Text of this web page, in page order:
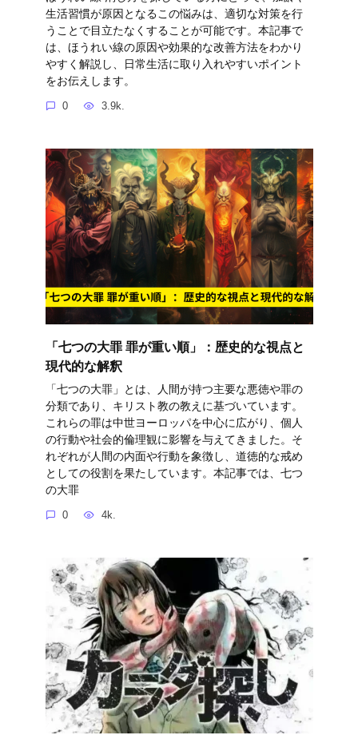
生活習慣が原因となるこの悩みは、適切な対策を行
うことで目立たなくすることが可能です。本記事で
は、ほうれい線の原因や効果的な改善方法をわかり
やすく解説し、日常生活に取り入れやすいポイント
をお伝えします。
0 3.9k.
「七つの大罪 罪が重い順」：歴史的な視点と
現代的な解釈
「七つの大罪」とは、人間が持つ主要な悪徳や罪の
分類であり、キリスト教の教えに基づいています。
これらの罪は中世ヨーロッパを中心に広がり、個人
の行動や社会的倫理観に影響を与えてきました。そ
れぞれが人間の内面や行動を象徴し、道徳的な戒め
としての役割を果たしています。本記事では、七つ
の大罪
0 4k.